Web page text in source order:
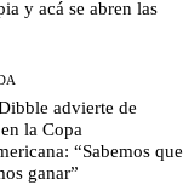
y acá se abren las
advierte de
la Copa
“Sabemos que
ganar”